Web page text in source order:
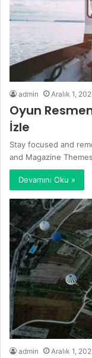
admin Aralık 1,
Oyun
İzle
Stay focused and
and Magazine
Devamını Oku »
admin Aralık 1,